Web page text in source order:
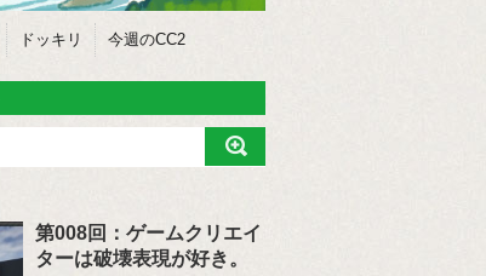
ドッキリ 今週のCC2
第008回：ゲームクリエイ
ターは破壊表現が好き。